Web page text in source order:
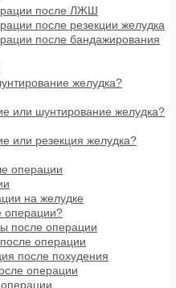
после ЛЖШ
после резекции желудка
после бандажирования
желудка?
или шунтирование желудка?
или резекция желудка?
операции
на желудке
операции?
после операции
операции
после похудения
операции